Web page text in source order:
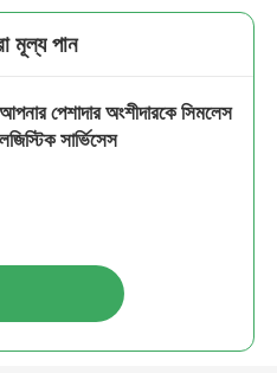
মূল্য পান
আপনার পেশাদার অংশীদারকে সিমলেস
সার্ভিসেস